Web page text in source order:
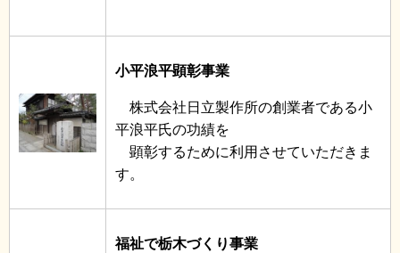
小平浪平顕彰事業
株式会社日立製作所の創業者である小
平浪平氏の功績を
顕彰するために利用させていただきま
す。
福祉で栃木づくり事業